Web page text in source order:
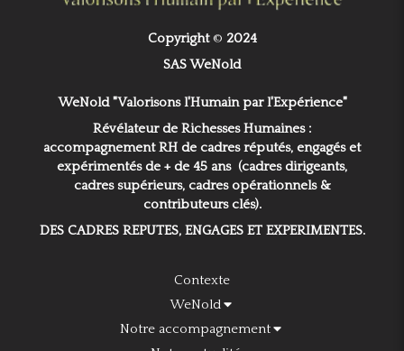
Copyright© 2024
SAS WeNold
WeNold "Valorisons l'Humain par l'Expérience"
Révélateur de Richesses Humaines :
accompagnement RH de cadres réputés, engagés et
expérimentés de + de 45 ans (cadres dirigeants,
cadres supérieurs, cadres opérationnels &
contributeurs clés).
DES CADRES REPUTES, ENGAGES ET EXPERIMENTES.
Contexte
WeNold
Notre accompagnement